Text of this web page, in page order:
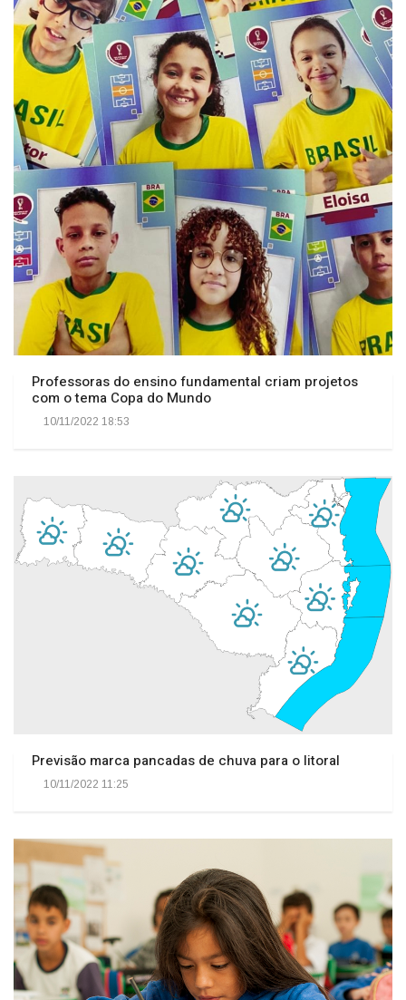
Professoras do ensino fundamental criam projetos
com o tema Copa do Mundo
10/11/2022 18:53
Previsão marca pancadas de chuva para o litoral
10/11/2022 11:25